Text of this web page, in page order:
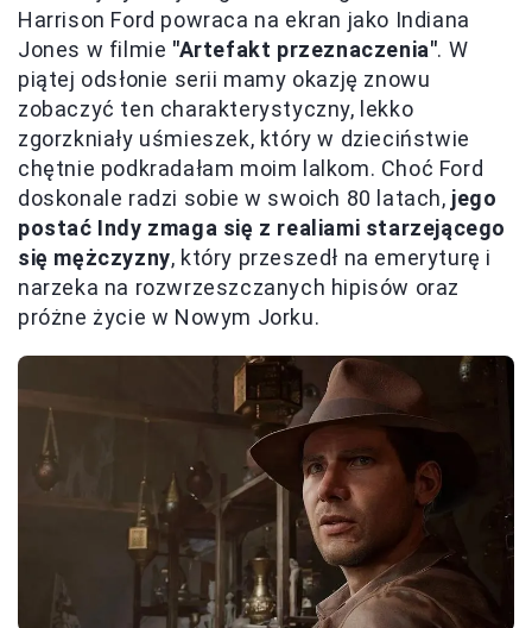
Harrison Ford powraca na ekran jako Indiana
Jones w filmie "Artefakt przeznaczenia". W
piątej odsłonie serii mamy okazję znowu
zobaczyć ten charakterystyczny, lekko
zgorzkniały uśmieszek, który w dzieciństwie
chętnie podkradałam moim lalkom. Choć Ford
doskonale radzi sobie w swoich 80 latach, jego
postać Indy zmaga się z realiami starzejącego
się mężczyzny, który przeszedł na emeryturę i
narzeka na rozwrzeszczanych hipisów oraz
próżne życie w Nowym Jorku.